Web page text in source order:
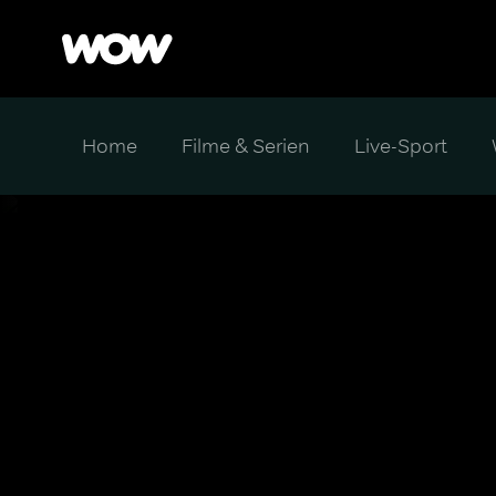
Home Filme & Serien Live-Sport